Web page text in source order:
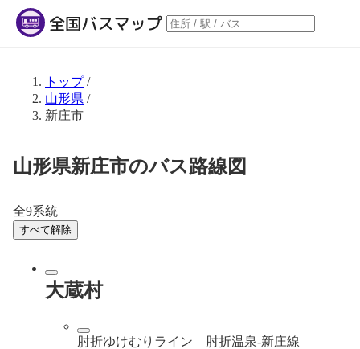
トップ/
山形県 /
新庄市
山形県新庄市のバス路線図
全9系統
すべて解除
大蔵村
肘折ゆけむりライン 肘折温泉-新庄線